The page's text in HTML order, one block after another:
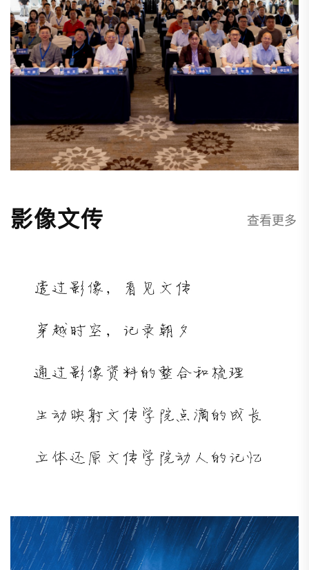
影像文传 查看更多